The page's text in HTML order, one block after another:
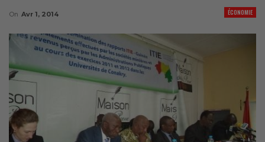
ÉCONOMIE
On Avr 1, 2014